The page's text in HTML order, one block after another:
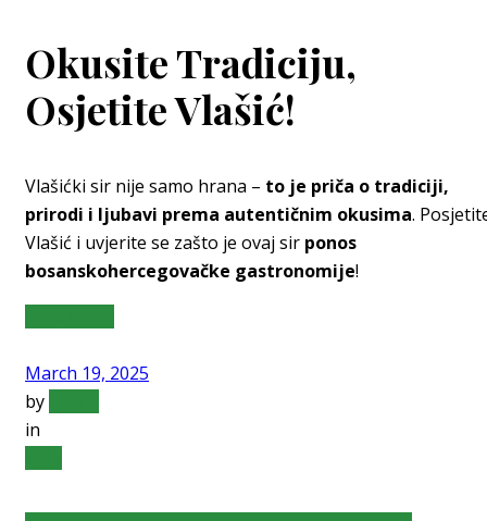
Okusite Tradiciju,
Osjetite Vlašić!
Vlašićki sir nije samo hrana – to je priča o tradiciji,
prirodi i ljubavi prema autentičnim okusima.
Vlašić i uvjerite se zašto je ovaj sir ponos
bosanskohercegovačke gastronomije!
March 19, 2025
by
in